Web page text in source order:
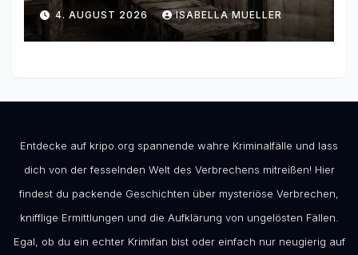
4. AUGUST 2026 ISABELLA MUELLER
Entdecke auf kripo.org spannende wahre Kriminalfälle und lass
dich von der fesselnden Welt des Verbrechens mitreißen! Hier
findest du packende Geschichten über mysteriöse Verbrechen,
knifflige Ermittlungen und die Aufklärung von ungelösten Fällen.
Egal, ob du ein echter Krimifan bist oder einfach nur neugierig auf